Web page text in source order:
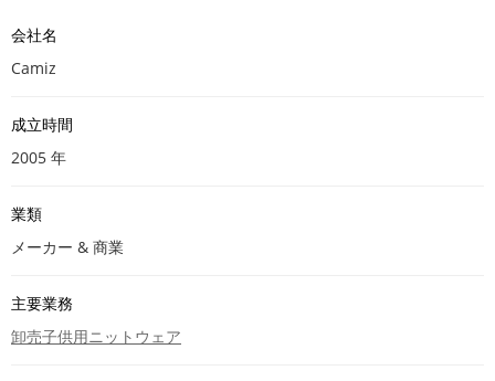
会社名
Camiz
成立時間
2005 年
業類
メーカー & 商業
主要業務
卸売子供用ニットウェア